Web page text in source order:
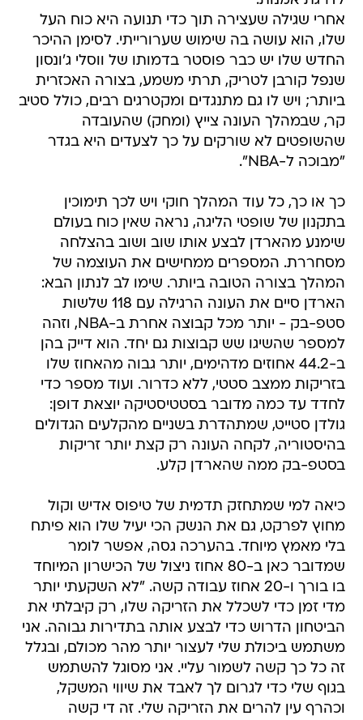
אחרי שגילה שעצירה תוך כדי תנועה היא כוח העל
שלו, הוא עושה בה שימוש שערורייתי. לסימן ההיכר
החדש שלו יש כבר פוסטר בדמותו של ווסלי ג'ונסון
שנפל קורבן לטריק, תרתי משמע, בצורה האכזרית
ביותר; ויש לו גם מתנגדים ומקטרגים רבים, כולל סטיב
קר, שבמהלך העונה צייץ (ומחק) שהעובדה
שהשופטים לא שורקים על כך לצעדים היא בגדר
"מבוכה ל-NBA".
כך או כך, כל עוד המהלך חוקי ויש לכך תימוכין
בתקנון של שופטי הליגה, נראה שאין כוח בעולם
שימנע מהארדן לבצע אותו שוב ושוב בהצלחה
מסחררת. המספרים ממחישים את העוצמה של
המהלך בצורה הטובה ביותר. שימו לב לנתון הבא:
הארדן סיים את העונה הרגילה עם 118 שלשות
סטפ-בק - יותר מכל קבוצה אחרת ב-NBA, וזהה
למספר שהשיגו שש קבוצות גם יחד. הוא דייק בהן
ב-44.2 אחוזים מדהימים, יותר גבוה מהאחוז שלו
בזריקות ממצב סטטי, ללא כדרור. ועוד מספר כדי
לחדד עד כמה מדובר בסטטיסטיקה יוצאת דופן:
גולדן סטייט, שמתהדרת בשניים מהקלעים הגדולים
בהיסטוריה, לקחה העונה רק קצת יותר זריקות
בסטפ-בק ממה שהארדן קלע.
כיאה למי שמתחזק תדמית של טיפוס אדיש וקול
מחוץ לפרקט, גם את הנשק הכי יעיל שלו הוא פיתח
בלי מאמץ מיוחד. בהערכה גסה, אפשר לומר
שמדובר כאן ב-80 אחוז ניצול של הכישרון המיוחד
בו בורך ו-20 אחוז עבודה קשה. "לא השקעתי יותר
מדי זמן כדי לשכלל את הזריקה שלו, רק קיבלתי את
הביטחון הדרוש כדי לבצע אותה בתדירות גבוהה. אני
משתמש ביכולת שלי לעצור יותר מהר מכולם, ובגלל
זה כל כך קשה לשמור עליי. אני מסוגל להשתמש
בגוף שלי כדי לגרום לך לאבד את שיווי המשקל,
וכהרף עין להרים את הזריקה שלי. זה די קשה